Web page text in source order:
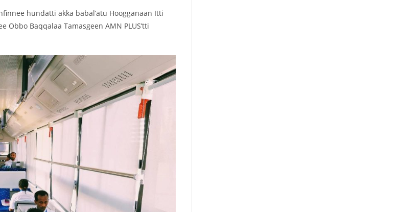
hundatti akka babal’atu Hoogganaan Itti
Baqqalaa Tamasgeen AMN PLUS’tti